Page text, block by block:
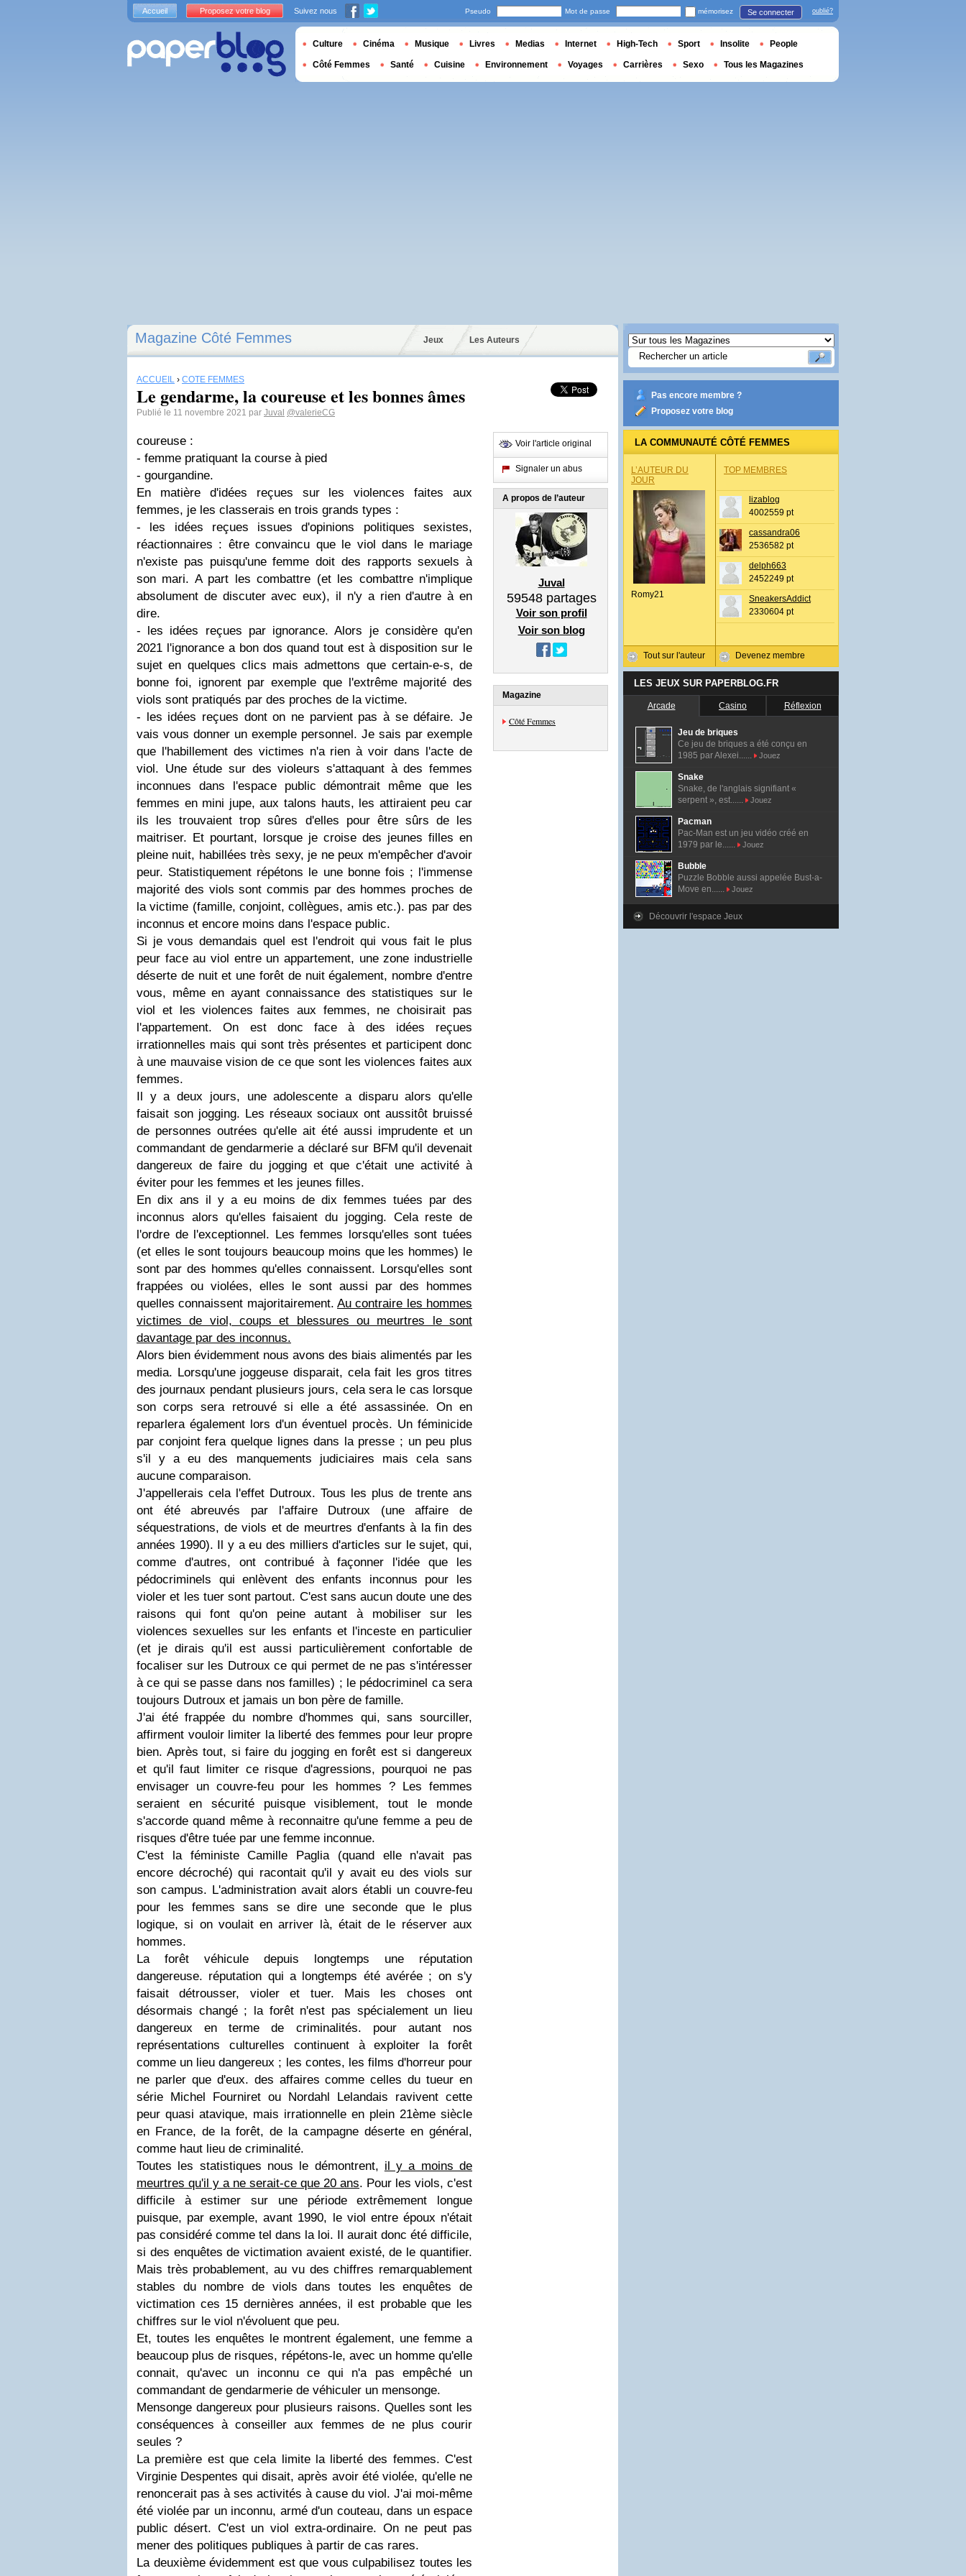
Magazine Côté Femmes Jeux Les Auteurs
ACCUEIL › CÔTÉ FEMMES
Le gendarme, la coureuse et les bonnes âmes
Publié le 11 novembre 2021 par Juval @valerieCG
coureuse :
- femme pratiquant la course à pied
- gourgandine.
En matière d'idées reçues sur les violences faites aux
femmes, je les classerais en trois grands types :
- les idées reçues issues d'opinions politiques sexistes,
réactionnaires : être convaincu que le viol dans le mariage
n'existe pas puisqu'une femme doit des rapports sexuels à
son mari. A part les combattre (et les combattre n'implique
absolument de discuter avec eux), il n'y a rien d'autre à en
dire.
- les idées reçues par ignorance. Alors je considère qu'en
2021 l'ignorance a bon dos quand tout est à disposition sur le
sujet en quelques clics mais admettons que certain-e-s, de
bonne foi, ignorent par exemple que l'extrême majorité des
viols sont pratiqués par des proches de la victime.
- les idées reçues dont on ne parvient pas à se défaire. Je
vais vous donner un exemple personnel. Je sais par exemple
que l'habillement des victimes n'a rien à voir dans l'acte de
viol. Une étude sur des violeurs s'attaquant à des femmes
inconnues dans l'espace public démontrait même que les
femmes en mini jupe, aux talons hauts, les attiraient peu car
ils les trouvaient trop sûres d'elles pour être sûrs de les
maitriser. Et pourtant, lorsque je croise des jeunes filles en
pleine nuit, habillées très sexy, je ne peux m'empêcher d'avoir
peur. Statistiquement répétons le une bonne fois ; l'immense
majorité des viols sont commis par des hommes proches de
la victime (famille, conjoint, collègues, amis etc.). pas par des
inconnus et encore moins dans l'espace public.
Si je vous demandais quel est l'endroit qui vous fait le plus
peur face au viol entre un appartement, une zone industrielle
déserte de nuit et une forêt de nuit également, nombre d'entre
vous, même en ayant connaissance des statistiques sur le
viol et les violences faites aux femmes, ne choisirait pas
l'appartement. On est donc face à des idées reçues
irrationnelles mais qui sont très présentes et participent donc
à une mauvaise vision de ce que sont les violences faites aux
femmes.
Il y a deux jours, une adolescente a disparu alors qu'elle
faisait son jogging. Les réseaux sociaux ont aussitôt bruissé
de personnes outrées qu'elle ait été aussi imprudente et un
commandant de gendarmerie a déclaré sur BFM qu'il devenait
dangereux de faire du jogging et que c'était une activité à
éviter pour les femmes et les jeunes filles.
En dix ans il y a eu moins de dix femmes tuées par des
inconnus alors qu'elles faisaient du jogging. Cela reste de
l'ordre de l'exceptionnel. Les femmes lorsqu'elles sont tuées
(et elles le sont toujours beaucoup moins que les hommes) le
sont par des hommes qu'elles connaissent. Lorsqu'elles sont
frappées ou violées, elles le sont aussi par des hommes
quelles connaissent majoritairement. Au contraire les hommes
victimes de viol, coups et blessures ou meurtres le sont
davantage par des inconnus.
Alors bien évidemment nous avons des biais alimentés par les
media. Lorsqu'une joggeuse disparait, cela fait les gros titres
des journaux pendant plusieurs jours, cela sera le cas lorsque
son corps sera retrouvé si elle a été assassinée. On en
reparlera également lors d'un éventuel procès. Un féminicide
par conjoint fera quelque lignes dans la presse ; un peu plus
s'il y a eu des manquements judiciaires mais cela sans
aucune comparaison.
J'appellerais cela l'effet Dutroux. Tous les plus de trente ans
ont été abreuvés par l'affaire Dutroux (une affaire de
séquestrations, de viols et de meurtres d'enfants à la fin des
années 1990). Il y a eu des milliers d'articles sur le sujet, qui,
comme d'autres, ont contribué à façonner l'idée que les
pédocriminels qui enlèvent des enfants inconnus pour les
violer et les tuer sont partout. C'est sans aucun doute une des
raisons qui font qu'on peine autant à mobiliser sur les
violences sexuelles sur les enfants et l'inceste en particulier
(et je dirais qu'il est aussi particulièrement confortable de
focaliser sur les Dutroux ce qui permet de ne pas s'intéresser
à ce qui se passe dans nos familles) ; le pédocriminel ca sera
toujours Dutroux et jamais un bon père de famille.
J'ai été frappée du nombre d'hommes qui, sans sourciller,
affirment vouloir limiter la liberté des femmes pour leur propre
bien. Après tout, si faire du jogging en forêt est si dangereux
et qu'il faut limiter ce risque d'agressions, pourquoi ne pas
envisager un couvre-feu pour les hommes ? Les femmes
seraient en sécurité puisque visiblement, tout le monde
s'accorde quand même à reconnaitre qu'une femme a peu de
risques d'être tuée par une femme inconnue.
C'est la féministe Camille Paglia (quand elle n'avait pas
encore décroché) qui racontait qu'il y avait eu des viols sur
son campus. L'administration avait alors établi un couvre-feu
pour les femmes sans se dire une seconde que le plus
logique, si on voulait en arriver là, était de le réserver aux
hommes.
La forêt véhicule depuis longtemps une réputation
dangereuse. réputation qui a longtemps été avérée ; on s'y
faisait détrousser, violer et tuer. Mais les choses ont
désormais changé ; la forêt n'est pas spécialement un lieu
dangereux en terme de criminalités. pour autant nos
représentations culturelles continuent à exploiter la forêt
comme un lieu dangereux ; les contes, les films d'horreur pour
ne parler que d'eux. des affaires comme celles du tueur en
série Michel Fourniret ou Nordahl Lelandais ravivent cette
peur quasi atavique, mais irrationnelle en plein 21ème siècle
en France, de la forêt, de la campagne déserte en général,
comme haut lieu de criminalité.
Toutes les statistiques nous le démontrent, il y a moins de
meurtres qu'il y a ne serait-ce que 20 ans. Pour les viols, c'est
difficile à estimer sur une période extrêmement longue
puisque, par exemple, avant 1990, le viol entre époux n'était
pas considéré comme tel dans la loi. Il aurait donc été difficile,
si des enquêtes de victimation avaient existé, de le quantifier.
Mais très probablement, au vu des chiffres remarquablement
stables du nombre de viols dans toutes les enquêtes de
victimation ces 15 dernières années, il est probable que les
chiffres sur le viol n'évoluent que peu.
Et, toutes les enquêtes le montrent également, une femme a
beaucoup plus de risques, répétons-le, avec un homme qu'elle
connait, qu'avec un inconnu ce qui n'a pas empêché un
commandant de gendarmerie de véhiculer un mensonge.
Mensonge dangereux pour plusieurs raisons. Quelles sont les
conséquences à conseiller aux femmes de ne plus courir
seules ?
La première est que cela limite la liberté des femmes. C'est
Virginie Despentes qui disait, après avoir été violée, qu'elle ne
renoncerait pas à ses activités à cause du viol. J'ai moi-même
été violée par un inconnu, armé d'un couteau, dans un espace
public désert. C'est un viol extra-ordinaire. On ne peut pas
mener des politiques publiques à partir de cas rares.
La deuxième évidemment est que vous culpabilisez toutes les
Voir l'article original
Signaler un abus
A propos de l’auteur
Juval
59548partages
Voir son profil
Voir son blog
Magazine
Côté Femmes
Pas encore membre ?
Proposez votre blog
LA COMMUNAUTÉ CÔTÉ FEMMES
L’AUTEUR DU
JOUR
Romy21
Tout sur l'auteur
TOP MEMBRES
lizablog
4002559 pt
cassandra06
2536582 pt
delph663
2452249 pt
SneakersAddict
2330604 pt
Devenez membre
LES JEUX SUR PAPERBLOG.FR
Arcade Casino Réflexion
Jeu de briques
Ce jeu de briques a été conçu en
1985 par Alexei......
Jouez
Snake
Snake, de l'anglais signifiant «
serpent », est......
Jouez
Pacman
Pac-Man est un jeu vidéo créé en
1979 par le......
Jouez
Bubble
Puzzle Bobble aussi appelée Bust-a-
Move en......
Jouez
Découvrir l'espace Jeux
Accueil Proposez votre blog Suivez nous Pseudo Mot de passe mémorisez Se connecter oublié?
Culture Cinéma Musique Livres Medias Internet High-Tech Sport Insolite People
Côté Femmes Santé Cuisine Environnement Voyages Carrières Sexo Tous les Magazines